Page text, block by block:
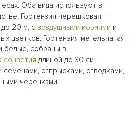
Оба вида используют в
Гортензия черешковая –
до 20 м, с воздушными корнями и
цветков. Гортензия метельчатая –
белые, собраны в
соцветия длиной до 30 см.
отпрысками, отводками,
черенками.